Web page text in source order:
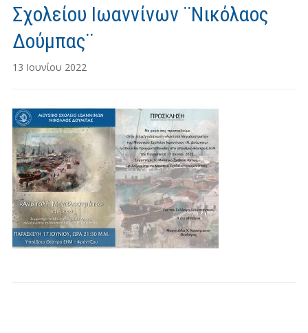
Σχολείου Ιωαννίνων ¨Νικόλαος
Δούμπας¨
13 Ιουνίου 2022